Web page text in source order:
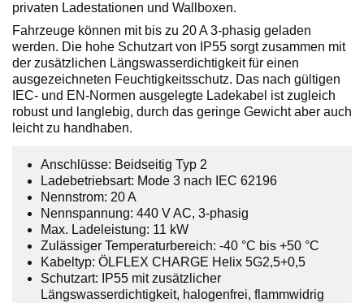
privaten Ladestationen und Wallboxen.
Fahrzeuge können mit bis zu 20 A 3-phasig geladen
werden. Die hohe Schutzart von IP55 sorgt zusammen mit
der zusätzlichen Längswasserdichtigkeit für einen
ausgezeichneten Feuchtigkeitsschutz. Das nach gültigen
IEC- und EN-Normen ausgelegte Ladekabel ist zugleich
robust und langlebig, durch das geringe Gewicht aber auch
leicht zu handhaben.
Anschlüsse: Beidseitig Typ 2
Ladebetriebsart: Mode 3 nach IEC 62196
Nennstrom: 20 A
Nennspannung: 440 V AC, 3-phasig
Max. Ladeleistung: 11 kW
Zulässiger Temperaturbereich: -40 °C bis +50 °C
Kabeltyp: ÖLFLEX CHARGE Helix 5G2,5+0,5
Schutzart: IP55 mit zusätzlicher
Längswasserdichtigkeit, halogenfrei, flammwidrig